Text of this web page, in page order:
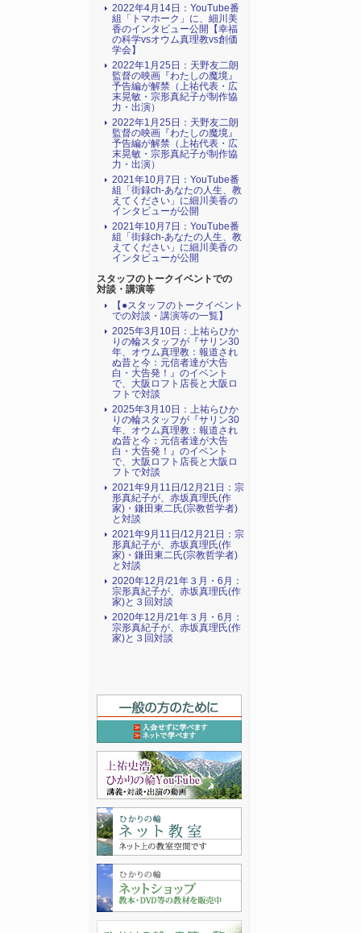
2022年4月14日：YouTube番
組「トマホーク」に、細川美
香のインタビュー公開【幸福
の科学vsオウム真理教vs創価
学会】
2022年1月25日：天野友二朗
監督の映画『わたしの魔境』
予告編が解禁（上祐代表・広
末晃敏・宗形真紀子が制作協
力・出演）
2022年1月25日：天野友二朗
監督の映画『わたしの魔境』
予告編が解禁（上祐代表・広
末晃敏・宗形真紀子が制作協
力・出演）
2021年10月7日：YouTube番
組「街録ch-あなたの人生、教
えてください」に細川美香の
インタビューが公開
2021年10月7日：YouTube番
組「街録ch-あなたの人生、教
えてください」に細川美香の
インタビューが公開
スタッフのトークイベントでの
対談・講演等
【●スタッフのトークイベント
での対談・講演等の一覧】
2025年3月10日：上祐らひか
りの輪スタッフが『サリン30
年、オウム真理教：報道され
ぬ昔と今：元信者達が大告
白・大告発！』のイベント
で、大阪ロフト店長と大阪ロ
フトで対談
2025年3月10日：上祐らひか
りの輪スタッフが『サリン30
年、オウム真理教：報道され
ぬ昔と今：元信者達が大告
白・大告発！』のイベント
で、大阪ロフト店長と大阪ロ
フトで対談
2021年9月11日/12月21日：宗
形真紀子が、赤坂真理氏(作
家)・鎌田東二氏(宗教哲学者)
と対談
2021年9月11日/12月21日：宗
形真紀子が、赤坂真理氏(作
家)・鎌田東二氏(宗教哲学者)
と対談
2020年12月/21年３月・6月：
宗形真紀子が、赤坂真理氏(作
家)と３回対談
2020年12月/21年３月・6月：
宗形真紀子が、赤坂真理氏(作
家)と３回対談